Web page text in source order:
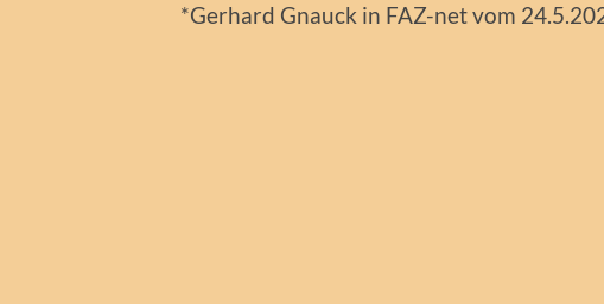
*Gerhard Gnauck in FAZ-net vom